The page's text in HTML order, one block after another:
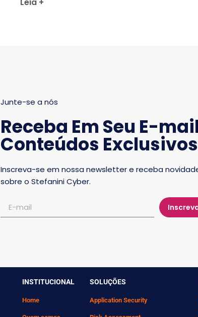
Junte-se a nós
Receba Em Seu E-mail
Conteúdos Exclusivos
Inscreva-se em nossa newsletter e receba
sobre o Stefanini Cyber.
INSTITUCIONAL
Home
SOLUÇÕES
Application Security